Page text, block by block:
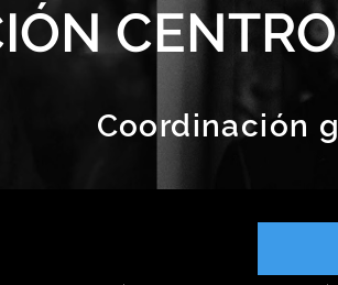
Coordinación